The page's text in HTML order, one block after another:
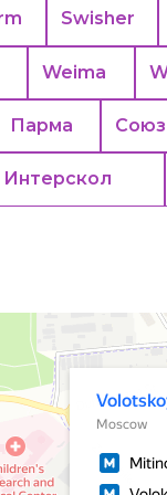
Swisher
Weima
Парма Союз
Интерскол